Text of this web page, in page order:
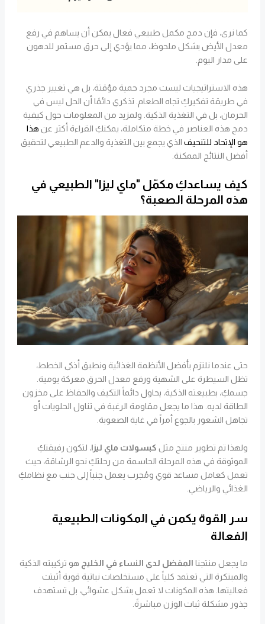
كما نرى، فإن دمج مكمل طبيعي فعال يمكن أن يساهم في رفع
معدل الأيض بشكل ملحوظ، مما يؤدي إلى حرق مستمر للدهون
على مدار اليوم.
هذه الاستراتيجيات ليست مجرد حمية مؤقتة، بل هي تغيير جذري
في طريقة تفكيركِ تجاه الطعام. تذكري دائمًا أن الحل ليس في
الحرمان، بل في التغذية الذكية. ولمزيد من المعلومات حول كيفية
دمج هذه العناصر في خطة متكاملة، يمكنكِ القراءة أكثر عن هذا
هو الإتحاد للتنحيف الذي يجمع بين التغذية والدعم الطبيعي لتحقيق
أفضل النتائج الممكنة.
كيف يساعدكِ مكمّل "ماي ليزا" الطبيعي في
هذه المرحلة الصعبة؟
حتى عندما نلتزم بأفضل الأنظمة الغذائية ونطبق أذكى الخطط،
تظل السيطرة على الشهية ورفع معدل الحرق معركة يومية.
جسمكِ، بطبيعته الذكية، يحاول دائماً التكيف والحفاظ على مخزون
الطاقة لديه. هذا ما يجعل مقاومة الرغبة في تناول الحلويات أو
تجاهل الشعور بالجوع أمراً في غاية الصعوبة.
ولهذا تم تطوير منتج مثل كبسولات ماي ليزا، لتكون رفيقتكِ
الموثوقة في هذه المرحلة الحاسمة من رحلتكِ نحو الرشاقة، حيث
تعمل كعامل مساعد قوي ومُجرب يعمل جنباً إلى جنب مع نظامكِ
الغذائي والرياضي.
سر القوة يكمن في المكونات الطبيعية
الفعالة
ما يجعل منتجنا المفضل لدى النساء في الخليج هو تركيبته الذكية
والمبتكرة التي تعتمد كلياً على مستخلصات نباتية قوية أثبتت
فعاليتها. هذه المكونات لا تعمل بشكل عشوائي، بل تستهدف
جذور مشكلة ثبات الوزن مباشرةً.